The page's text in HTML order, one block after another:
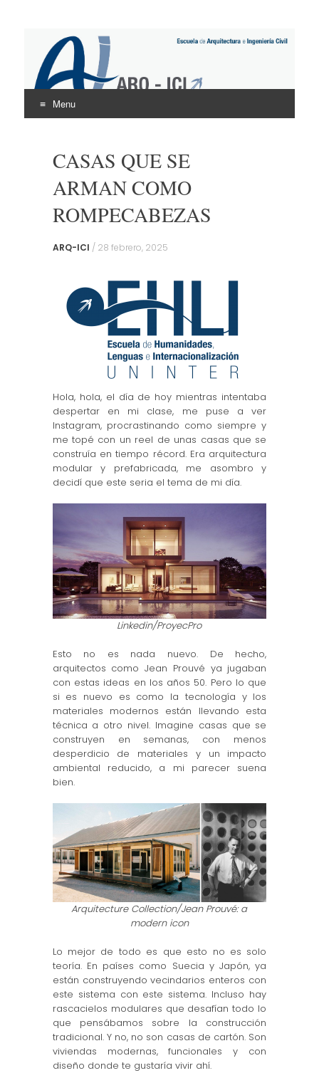
ARQ – ICI
UNINTER
Menu
contentCASAS QUE SE
ARMAN COMO
ROMPECABEZAS
ARQ-ICI / 28 febrero, 2025
Hola, hola, el día de hoy mientras intentaba
despertar en mi clase, me puse a ver
Instagram, procrastinando como siempre y
me topé con un reel de unas casas que se
construía en tiempo récord. Era arquitectura
modular y prefabricada, me asombro y
decidí que este seria el tema de mi día.
Linkedin/ProyecPro
Esto no es nada nuevo. De hecho,
arquitectos como Jean Prouvé ya jugaban
con estas ideas en los años 50. Pero lo que
si es nuevo es como la tecnología y los
materiales modernos están llevando esta
técnica a otro nivel. Imagine casas que se
construyen en semanas, con menos
desperdicio de materiales y un impacto
ambiental reducido, a mi parecer suena
bien.
Arquitecture Collection/Jean Prouvé: a
modern icon
Lo mejor de todo es que esto no es solo
teoría. En países como Suecia y Japón, ya
están construyendo vecindarios enteros con
este sistema con este sistema. Incluso hay
rascacielos modulares que desafían todo lo
que pensábamos sobre la construcción
tradicional. Y no, no son casas de cartón. Son
viviendas modernas, funcionales y con
diseño donde te gustaría vivir ahí.